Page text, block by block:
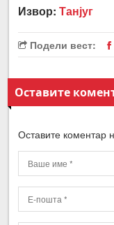
Извор:Танјуг
Подели вест:
Оставите
Оставите коментар